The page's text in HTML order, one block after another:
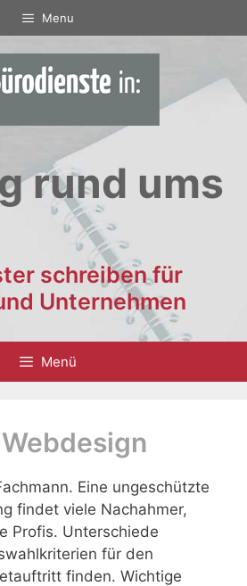
Menu
rund ums
schreiben für
Unternehmen
Menü
Eine ungeschützte
findet viele Nachahmer,
Profis. Unterschiede
für den
finden. Wichtige